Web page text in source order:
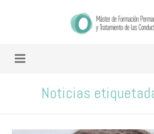
Noticias